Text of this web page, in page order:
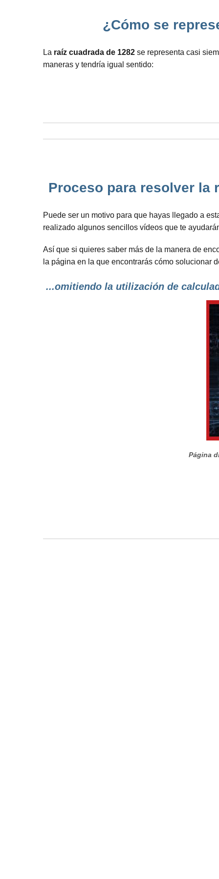
¿Cómo se
La raíz cuadrada de 1282 se representa casi
maneras y tendría igual sentido:
Proceso para resolver la
Puede ser un motivo para que hayas llegado a
realizado algunos sencillos vídeos que te
Así que si quieres saber más de la manera de
la página en la que encontrarás cómo solucionar
...omitiendo la utilización de
Página